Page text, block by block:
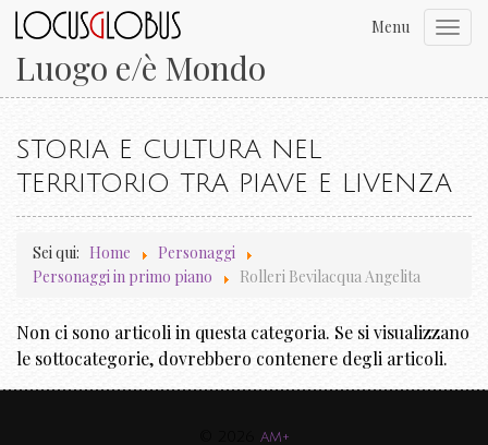
Luogo e/è Mondo
Menu
STORIA E CULTURA NEL
TERRITORIO TRA PIAVE E LIVENZA
Sei qui: Home
Personaggi
Personaggi in primo piano
Rolleri Bevilacqua Angelita
Non ci sono articoli in questa categoria. Se si visualizzano
le sottocategorie, dovrebbero contenere degli articoli.
am+